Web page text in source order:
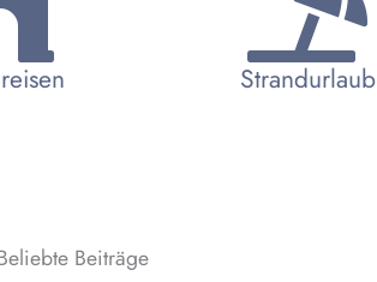
Strandurlaub
Beiträge